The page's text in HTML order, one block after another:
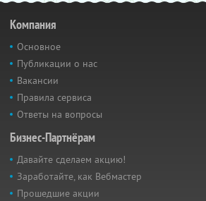
Компания
Основное
Публикации о нас
Вакансии
Правила сервиса
Ответы на вопросы
Бизнес-Партнёрам
Давайте сделаем акцию!
Заработайте, как Вебмастер
Прошедшие акции